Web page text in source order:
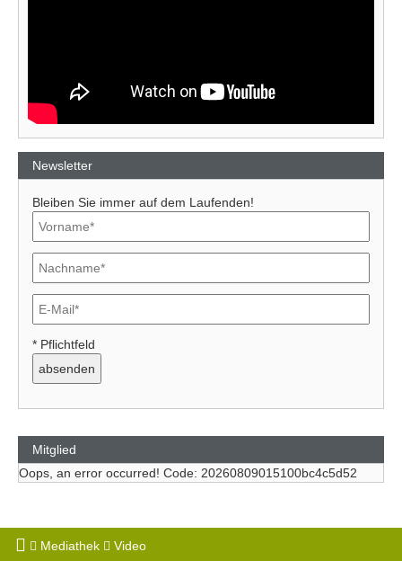
Newsletter
Bleiben Sie immer auf dem Laufenden!
* Pflichtfeld
Mitglied
Oops, an error occurred! Code: 20260809015100bc4c5d52
Mediathek Video